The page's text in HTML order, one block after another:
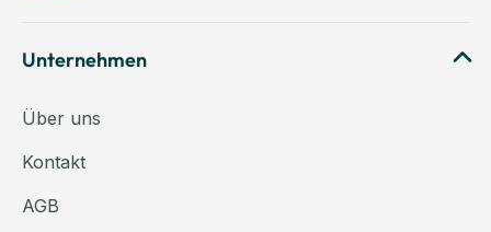
Unternehmen
Über uns
Kontakt
AGB